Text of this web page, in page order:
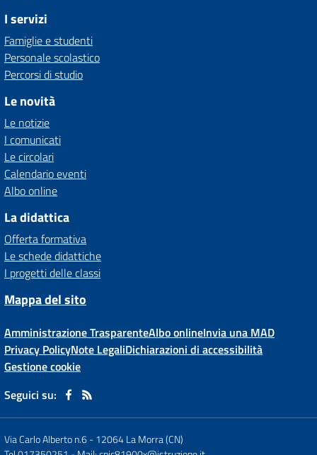
I servizi
Famiglie e studenti
Personale scolastico
Percorsi di studio
Le novità
Le notizie
I comunicati
Le circolari
Calendario eventi
Albo online
La didattica
Offerta formativa
Le schede didattiche
I progetti delle classi
Mappa del sito
Amministrazione TrasparenteAlbo onlineInvia una MAD
Privacy PolicyNote LegaliDichiarazioni di accessibilità
Gestione cookie
Seguici su:
Via Carlo Alberto n.6-12064 La Morra (CN)